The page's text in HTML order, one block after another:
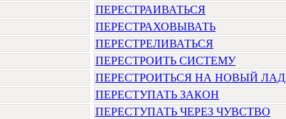
ПЕРЕСТРАИВАТЬСЯ
ПЕРЕСТРАХОВЫВАТЬ
ПЕРЕСТРЕЛИВАТЬСЯ
ПЕРЕСТРОИТЬ СИСТЕМУ
ПЕРЕСТРОИТЬСЯ НА НОВЫЙ ЛАД
ПЕРЕСТУПАТЬ ЗАКОН
ПЕРЕСТУПАТЬ ЧЕРЕЗ ЧУВСТВО